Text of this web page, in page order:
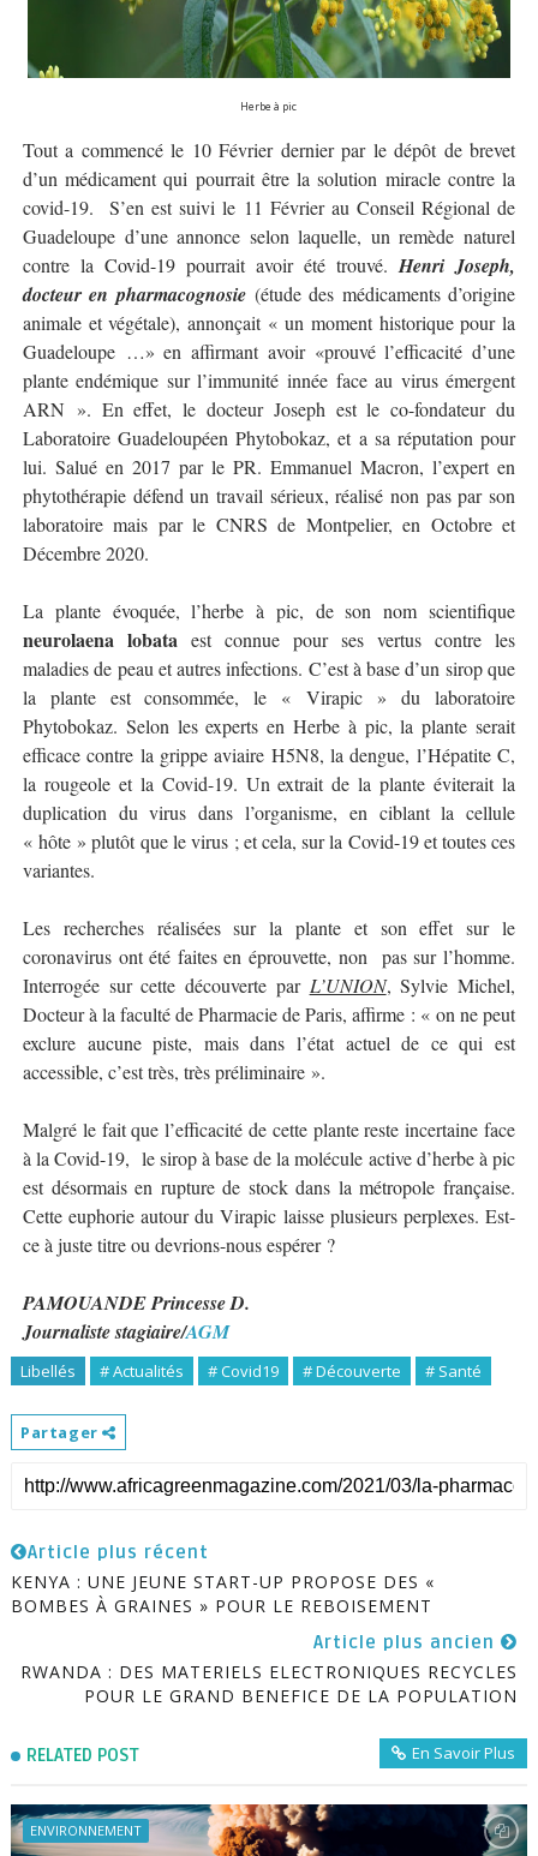
Herbe à pic
Tout a commencé le 10 Février dernier par le dépôt de brevet
d’un médicament qui pourrait être la solution miracle contre la
covid-19.
S’en est suivi le 11 Février au Conseil Régional de
Guadeloupe d’une annonce selon laquelle, un remède naturel
contre la Covid-19 pourrait avoir été trouvé.Henri Joseph,
docteur en pharmacognosie (étude des médicaments d’origine
animale et végétale), annonçait « un moment historique pour la
Guadeloupe …» en affirmant avoir «prouvé l’efficacité d’une
plante endémique sur l’immunité innée face au virus émergent
ARN ». En effet, le docteur Joseph est le co-fondateur du
Laboratoire Guadeloupéen Phytobokaz, et a sa réputation pour
lui. Salué en 2017 par le PR. Emmanuel Macron, l’expert en
phytothérapie défend un travail sérieux, réalisé non pas par son
laboratoire mais par le CNRS de Montpelier, en Octobre et
Décembre 2020.
La plante évoquée, l’herbe à pic, de son nom scientifique
neurolaena lobata est connue pour ses vertus contre les
maladies de peau et autres infections. C’est à base d’un sirop que
la plante est consommée, le « Virapic » du laboratoire
Phytobokaz. Selon les experts en Herbe à pic, la plante serait
efficace contre la grippe aviaire H5N8, la dengue, l’Hépatite C,
la rougeole et la Covid-19. Un extrait de la plante éviterait la
duplication du virus dans l’organisme, en ciblant la cellule
« hôte » plutôt que le virus ; et cela, sur la Covid-19 et toutes ces
variantes.
Les recherches réalisées sur la plante et son effet sur le
coronavirus ont été faites en éprouvette, non
pas sur l’homme.
Interrogée sur cette découverte par L’UNION, Sylvie Michel,
Docteur à la faculté de Pharmacie de Paris, affirme : « on ne peut
exclure aucune piste, mais dans l’état actuel de ce qui est
accessible, c’est très, très préliminaire ».
Malgré le fait que l’efficacité de cette plante reste incertaine face
à la Covid-19, le sirop à base de la molécule active d’herbe à pic
est désormais en rupture de stock dans la métropole française.
Cette euphorie autour du Virapic laisse plusieurs perplexes. Est-
ce à juste titre ou devrions-nous espérer ?
PAMOUANDE Princesse D.
Journaliste stagiaire/AGM
Libellés # Actualités # Covid19 # Découverte # Santé
Partager
Article plus récent
KENYA : UNE JEUNE START-UP PROPOSE DES «
BOMBES À GRAINES » POUR LE REBOISEMENT
Article plus ancien
RWANDA : DES MATERIELS ELECTRONIQUES RECYCLES
POUR LE GRAND BENEFICE DE LA POPULATION
RELATED POST En Savoir Plus
ENVIRONNEMENT